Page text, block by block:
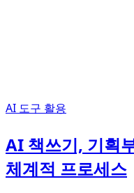
AI 도구 활용
AI 책쓰기, 기획
체계적 프로세스